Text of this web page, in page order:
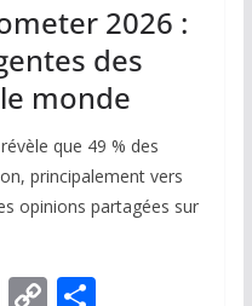
2026 :
des
monde
que 49 % des
principalement vers
opinions partagées sur